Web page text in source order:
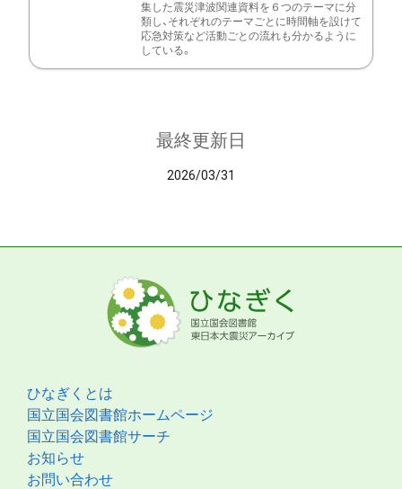
集した震災津波関連資料を６つのテーマに分
類し、それぞれのテーマごとに時間軸を設けて
応急対策など活動ごとの流れも分かるように
している。
最終更新日
2026/03/31
ひなぎくとは
国立国会図書館ホームページ
国立国会図書館サーチ
お知らせ
お問い合わせ